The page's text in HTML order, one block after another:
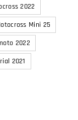
2022
Mini 25
2022
2021